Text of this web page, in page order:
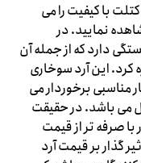
با کیفیت را می
نمایید. در
دارد که از جمله آن
کرد. این آرد سوخاری
مناسبی برخوردار می
می‌ ‌باشد. در حقیقت
صرفه تر از قیمت
گذار بر قیمت آرد